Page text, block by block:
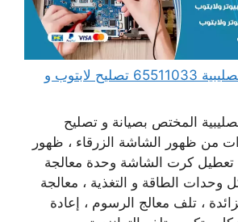
مهندس كمبيوتر الصليبية 65511033 تصليح لابتوب و
المختص بصيانة و تصليح
من ظهور الشاشة الزرقاء ، ظهور
تعطيل كرت الشاشة وحدة معالجة
وحدات الطاقة و التغذية ، معالجة
، تلف معالج الرسوم ، إعادة